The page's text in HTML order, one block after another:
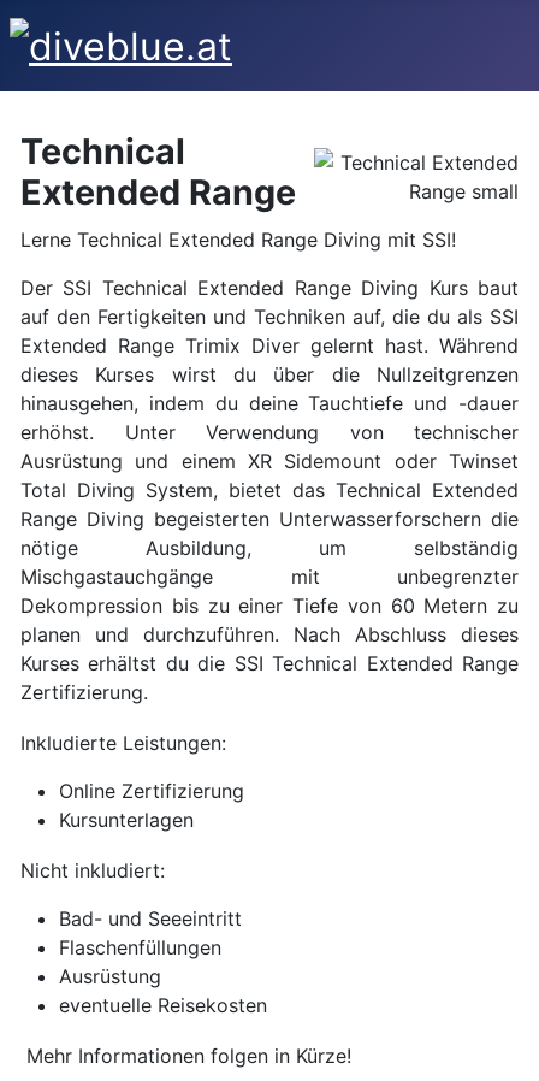
Technical
Extended Range
Lerne Technical Extended Range Diving mit SSI!
Der SSI Technical Extended Range Diving Kurs baut
auf den Fertigkeiten und Techniken auf, die du als SSI
Extended Range Trimix Diver gelernt hast. Während
dieses Kurses wirst du über die Nullzeitgrenzen
hinausgehen, indem du deine Tauchtiefe und -dauer
erhöhst. Unter Verwendung von technischer
Ausrüstung und einem XR Sidemount oder Twinset
Total Diving System, bietet das Technical Extended
Range Diving begeisterten Unterwasserforschern die
nötige Ausbildung, um selbständig
Mischgastauchgänge mit unbegrenzter
Dekompression bis zu einer Tiefe von 60 Metern zu
planen und durchzuführen. Nach Abschluss dieses
Kurses erhältst du die SSI Technical Extended Range
Zertifizierung.
Inkludierte Leistungen:
Online Zertifizierung
Kursunterlagen
Nicht inkludiert:
Bad- und Seeeintritt
Flaschenfüllungen
Ausrüstung
eventuelle Reisekosten
Mehr Informationen folgen in Kürze!